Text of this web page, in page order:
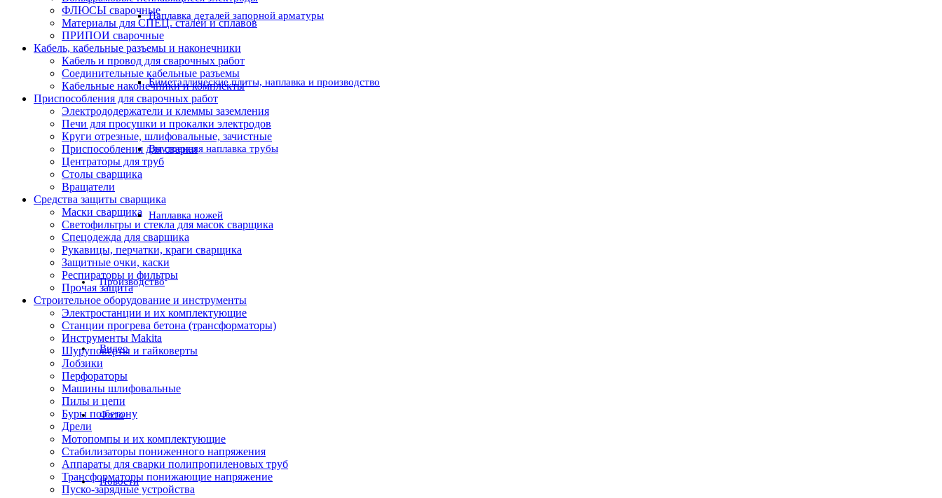
Наплавка деталей запорной арматуры
Биметаллические плиты, наплавка и производство
Внутренняя наплавка трубы
Наплавка ножей
Производство
Видео
Фото
Новости
ФЛЮСЫ сварочные
Материалы для СПЕЦ. сталей и сплавов
ПРИПОИ сварочные
Кабель, кабельные разъемы и наконечники
Кабель и провод для сварочных работ
Соединительные кабельные разъемы
Кабельные наконечники и комплекты
Приспособления для сварочных работ
Электрододержатели и клеммы заземления
Печи для просушки и прокалки электродов
Круги отрезные, шлифовальные, зачистные
Приспособления для сварки
Центраторы для труб
Столы сварщика
Вращатели
Средства защиты сварщика
Маски сварщика
Светофильтры и стекла для масок сварщика
Спецодежда для сварщика
Рукавицы, перчатки, краги сварщика
Защитные очки, каски
Респираторы и фильтры
Прочая защита
Строительное оборудование и инструменты
Электростанции и их комплектующие
Станции прогрева бетона (трансформаторы)
Инструменты Makita
Шуруповерты и гайковерты
Лобзики
Перфораторы
Машины шлифовальные
Пилы и цепи
Буры по бетону
Дрели
Мотопомпы и их комплектующие
Стабилизаторы пониженного напряжения
Аппараты для сварки полипропиленовых труб
Трансформаторы понижающие напряжение
Пуско-зарядные устройства